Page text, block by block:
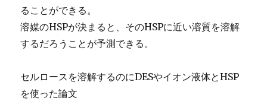
ることができる。
溶媒のHSPが決まると、そのHSPに近い溶質を溶解
するだろうことが予測できる。
セルロースを溶解するのにDESやイオン液体とHSP
を使った論文